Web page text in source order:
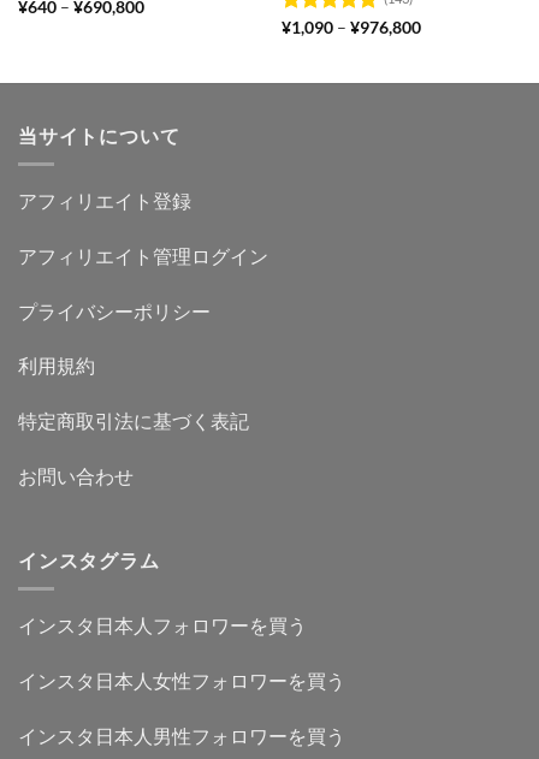
5段階中
¥640 – ¥690,800価
¥690,800
5段階中
¥1,090 – ¥976,800価
–
当サイトについて
アフィリエイト登録
アフィリエイト管理ログイン
プライバシーポリシー
利用規約
特定商取引法に基づく表記
お問い合わせ
インスタグラム
インスタ日本人フォロワーを買う
インスタ日本人女性フォロワーを買う
インスタ日本人男性フォロワーを買う